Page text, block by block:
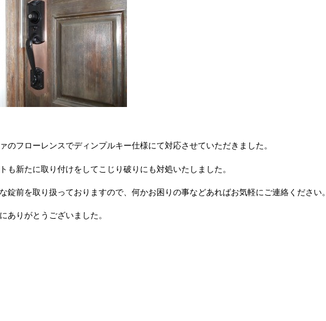
のフローレンスでディンプルキー仕様にて対応させていただきました。
も新たに取り付けをしてこじり破りにも対処いたしました。
錠前を取り扱っておりますので、何かお困りの事などあればお気軽にご連絡ください。
ありがとうございました。